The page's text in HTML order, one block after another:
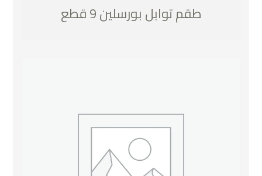
طقم توابل بورسلين 9 قطع